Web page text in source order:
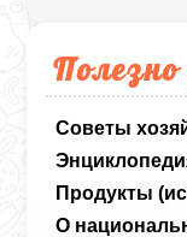
Советы
Продукты
О